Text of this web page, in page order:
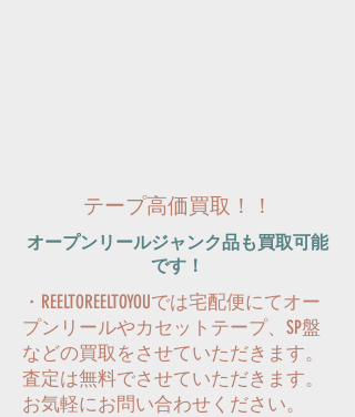
​テープ高価買取！！
​オープンリールジャンク品も買取可能
です！
・REELTOREELTOYOUでは宅配便にてオー
プンリールやカセットテープ、SP盤
などの買取をさせていただきます。
査定は無料でさせていただきます。
お気軽にお問い合わせください。